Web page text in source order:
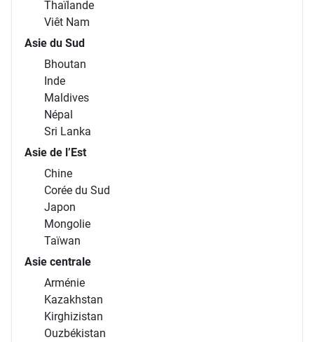
Thaïlande
Viêt Nam
Asie du Sud
Bhoutan
Inde
Maldives
Népal
Sri Lanka
Asie de l’Est
Chine
Corée du Sud
Japon
Mongolie
Taïwan
Asie centrale
Arménie
Kazakhstan
Kirghizistan
Ouzbékistan